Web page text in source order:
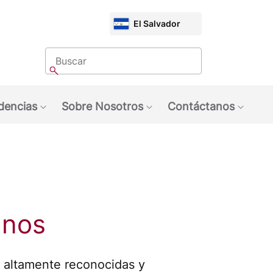
CHOOSE
MARKET
El Salvador
Buscar
Buscar
Sobre Nosotros
Contáctanos
altamente reconocidas y